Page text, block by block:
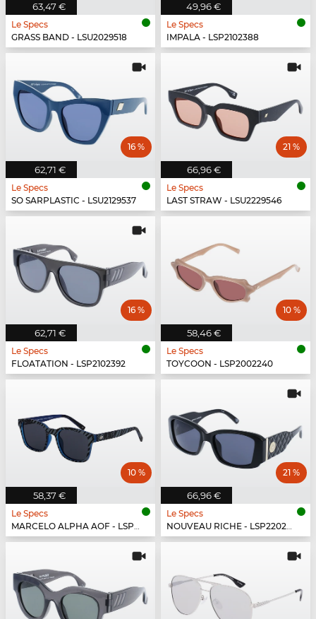
63,47 €
Le Specs
GRASS BAND - LSU2029518
49,96 €
Le Specs
IMPALA - LSP2102388
62,71 €
16 %
Le Specs
SO SARPLASTIC - LSU2129537
66,96 €
21 %
Le Specs
LAST STRAW - LSU2229546
62,71 €
16 %
Le Specs
FLOATATION - LSP2102392
58,46 €
10 %
Le Specs
TOYCOON - LSP2002240
58,37 €
10 %
Le Specs
MARCELO ALPHA AOF - LSP1802474
66,96 €
21 %
Le Specs
NOUVEAU RICHE - LSP2202430